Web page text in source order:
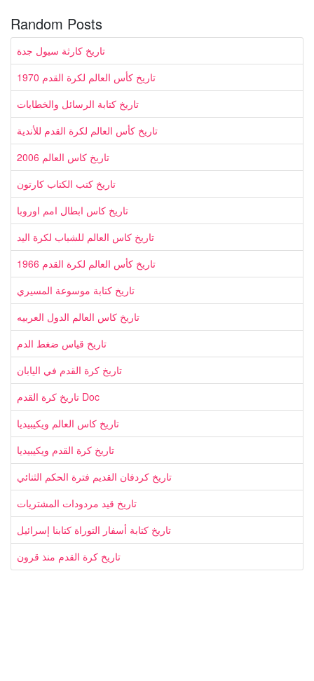
Random Posts
تاريخ كارثة سيول جدة
تاريخ كأس العالم لكرة القدم 1970
تاريخ كتابة الرسائل والخطابات
تاريخ كأس العالم لكرة القدم للأندية
تاريخ كاس العالم 2006
تاريخ كتب الكتاب كارتون
تاريخ كاس ابطال امم اوروبا
تاريخ كاس العالم للشباب لكرة اليد
تاريخ كأس العالم لكرة القدم 1966
تاريخ كتابة موسوعة المسيري
تاريخ كاس العالم الدول العربيه
تاريخ قياس ضغط الدم
تاريخ كرة القدم في اليابان
تاريخ كرة القدم Doc
تاريخ كاس العالم ويكيبيديا
تاريخ كرة القدم ويكيبيديا
تاريخ كردفان القديم فترة الحكم الثنائي
تاريخ قيد مردودات المشتريات
تاريخ كتابة أسفار التوراة كتابنا إسرائيل
تاريخ كرة القدم منذ قرون